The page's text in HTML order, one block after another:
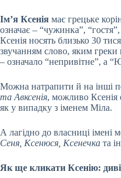
Ім’я Ксенія має грецьке
означає – “чужинка”,
Ксенія носять близько 30
звучанням слово, яким
– означало “непривітне”, а
Можна натрапити й на інші
та Авксенія, можливо Ксенія
як у випадку з іменем Міла.
А лагідно до власниці імені
Сеня, Ксенюся, Ксенечка та
Як ще кликати Ксенію: